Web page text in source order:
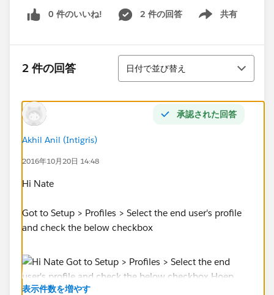
0 件のいいね! 2 件の回答 共有
Show menu
2 件の回答
並び替え
日付で並び替え
承認された回答
Akhil Anil (Intigris)
2016年10月20日 14:48
Hi Nate
Got to Setup > Profiles > Select the end user's profile
and check the below checkbox
表示件数を増やす